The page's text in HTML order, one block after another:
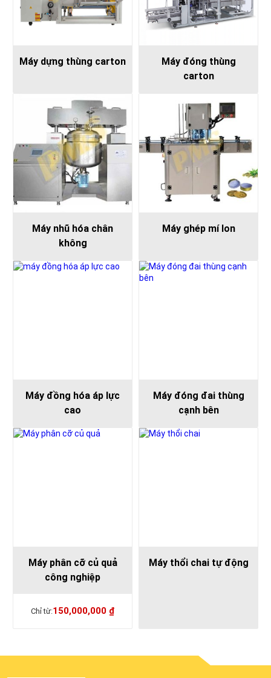
Máy dựng thùng carton
Máy đóng thùng
carton
Máy nhũ hóa chân
không
Máy ghép mí lon
Máy đồng hóa áp lực
cao
Máy đóng đai thùng
cạnh bên
Máy phân cỡ củ quả
công nghiệp
150,000,000 ₫
Máy thổi chai tự động